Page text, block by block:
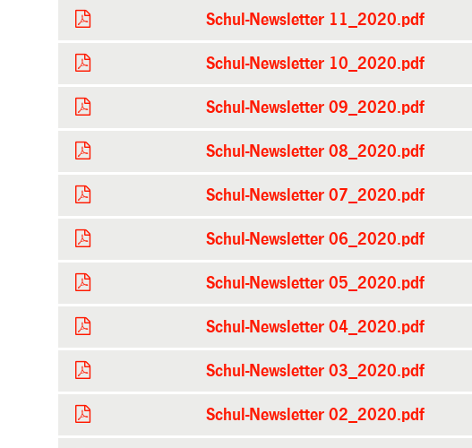
Schul-Newsletter 11_2020.pdf
Schul-Newsletter 10_2020.pdf
Schul-Newsletter 09_2020.pdf
Schul-Newsletter 08_2020.pdf
Schul-Newsletter 07_2020.pdf
Schul-Newsletter 06_2020.pdf
Schul-Newsletter 05_2020.pdf
Schul-Newsletter 04_2020.pdf
Schul-Newsletter 03_2020.pdf
Schul-Newsletter 02_2020.pdf